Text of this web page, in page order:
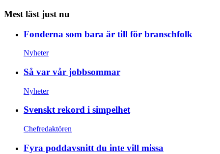
Mest läst just nu
Fonderna som bara är till för branschfolk
Nyheter
Så var vår jobbsommar
Nyheter
Svenskt rekord i simpelhet
Chefredaktören
Fyra poddavsnitt du inte vill missa